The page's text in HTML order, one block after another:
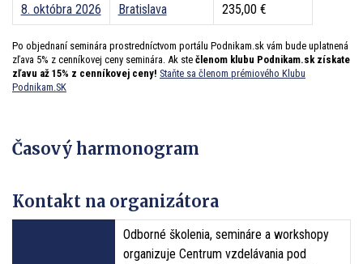
8. októbra 2026
Bratislava 235,00 €
Po objednaní seminára prostredníctvom portálu Podnikam.sk vám bude uplatnená
zľava 5% z cenníkovej ceny seminára. Ak ste členom klubu Podnikam.sk získate
zľavu až 15% z cenníkovej ceny! Staňte sa členom prémiového Klubu
Podnikam.SK
Časový harmonogram
Kontakt na organizátora
Odborné školenia, semináre a workshopy
organizuje Centrum vzdelávania pod